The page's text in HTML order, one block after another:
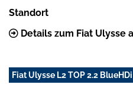
Standort
Details zum Fiat Ulysse
Fiat Ulysse L2 TOP 2.2